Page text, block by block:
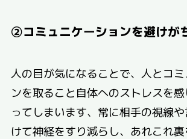
②コミュニケーションを避けが
人の目が気になることで、人とコ
ンを取ること自体へのストレスを
ってしまいます、常に相手の視線
けて神経をすり減らし、あれこれ